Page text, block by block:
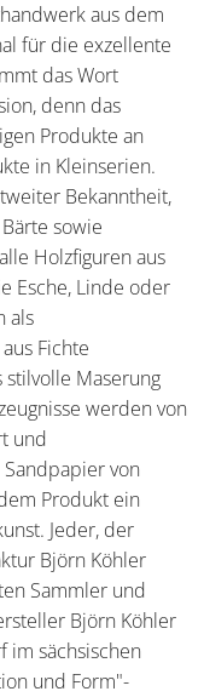
aus dem
für die exzellente
das Wort
denn das
Produkte an
in Kleinserien.
Bekanntheit,
sowie
Holzfiguren aus
Esche, Linde oder
als
Fichte
Maserung
werden von
und
von
Produkt ein
Jeder, der
Björn Köhler
Sammler und
Björn Köhler
im sächsischen
und Form"-